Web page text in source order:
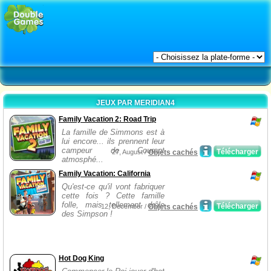
JEUX PAR MERIDIAN4
Family Vacation 2: Road Trip
La famille de Simmons est à
lui encore... ils prennent leur
campeur de Courant
atmosphé...
Télécharger
27, August /Objets cachés
Family Vacation: California
Qu'est-ce qu'il vont fabriquer
cette fois ? Cette famille
folle, mais tellement drôle
des Simpson !
Télécharger
12, December /Objets cachés
Hot Dog King